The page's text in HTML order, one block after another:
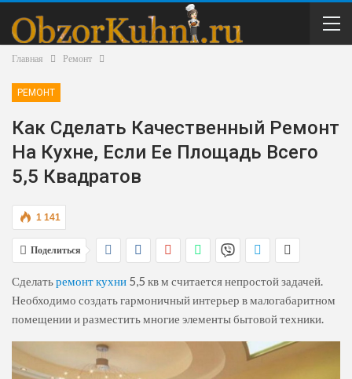
Главная Ремонт
РЕМОНТ
Как Сделать Качественный Ремонт
На Кухне, Если Ее Площадь Всего
5,5 Квадратов
1 141
Поделиться
Сделатьремонт кухни 5,5 кв м считается непростой задачей.
Необходимо создать гармоничный интерьер в малогабаритном
помещении и разместить многие элементы бытовой техники.